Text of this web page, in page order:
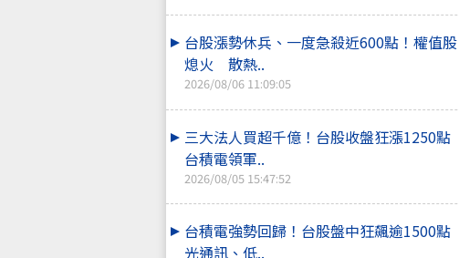
台股漲勢休兵、一度急殺近600點！權值股
熄火 散熱..
2026/08/06 11:09:05
三大法人買超千億！台股收盤狂漲1250點
台積電領軍..
2026/08/05 15:47:52
台積電強勢回歸！台股盤中狂飆逾1500點
光通訊、低..